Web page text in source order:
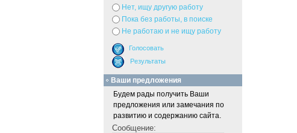
Нет, ищу другую работу
Пока без работы, в поиске
Не работаю и не ищу работу
Ваши предложения
Будем рады получить Ваши
предложения или замечания по
развитию и содержанию сайта.
Сообщение: